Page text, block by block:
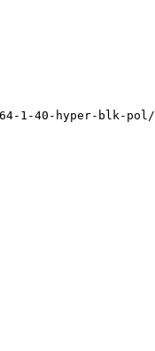
64-1-40-hyper-blk-pol/